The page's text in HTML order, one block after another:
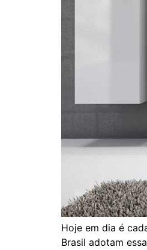
Hoje em dia é
Brasil adotam